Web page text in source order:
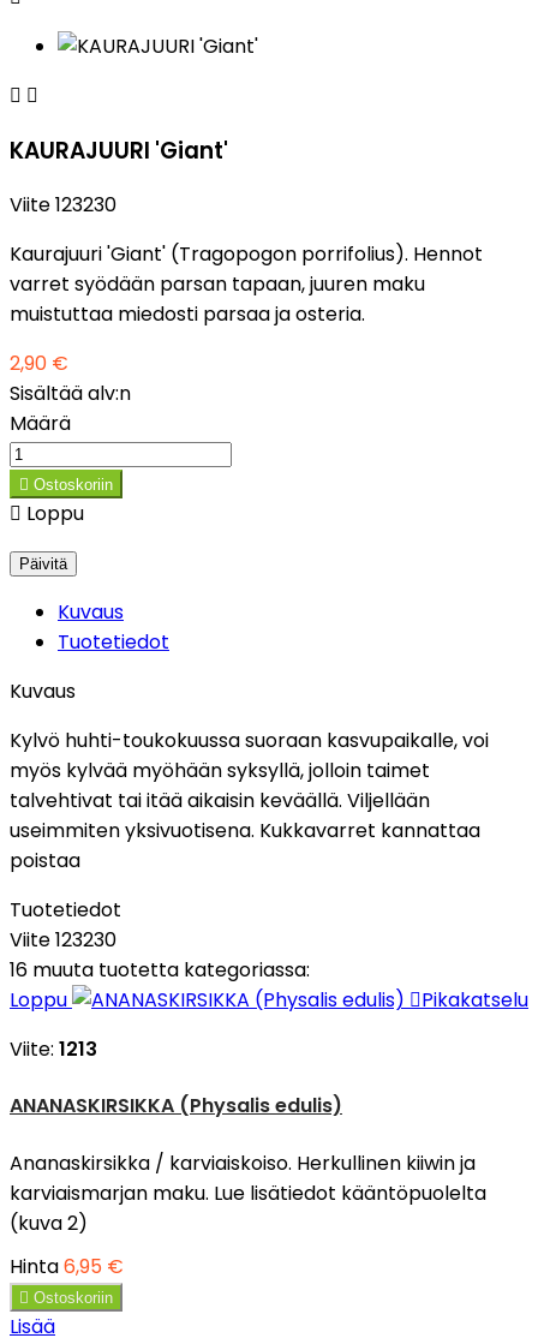
 
KAURAJUURI 'Giant'
Viite123230
Kaurajuuri 'Giant' (Tragopogon porrifolius). Hennot
varret syödään parsan tapaan, juuren maku
muistuttaa miedosti parsaa ja osteria.
2,90 €
Sisältää alv:n
Määrä
 Ostoskoriin
 Loppu
Kuvaus
Tuotetiedot
Kuvaus
Kylvö huhti-toukokuussa suoraan kasvupaikalle, voi
myös kylvää myöhään syksyllä, jolloin taimet
talvehtivat tai itää aikaisin keväällä. Viljellään
useimmiten yksivuotisena. Kukkavarret kannattaa
poistaa
Tuotetiedot
Viite123230
16 muuta tuotetta kategoriassa:
Loppu
Pikakatselu
Viite: 1213
ANANASKIRSIKKA (Physalis edulis)
Ananaskirsikka / karviaiskoiso. Herkullinen kiiwin ja
karviaismarjan maku. Lue lisätiedot kääntöpuolelta
(kuva 2)
Hinta6,95 €
 Ostoskoriin
Lisää